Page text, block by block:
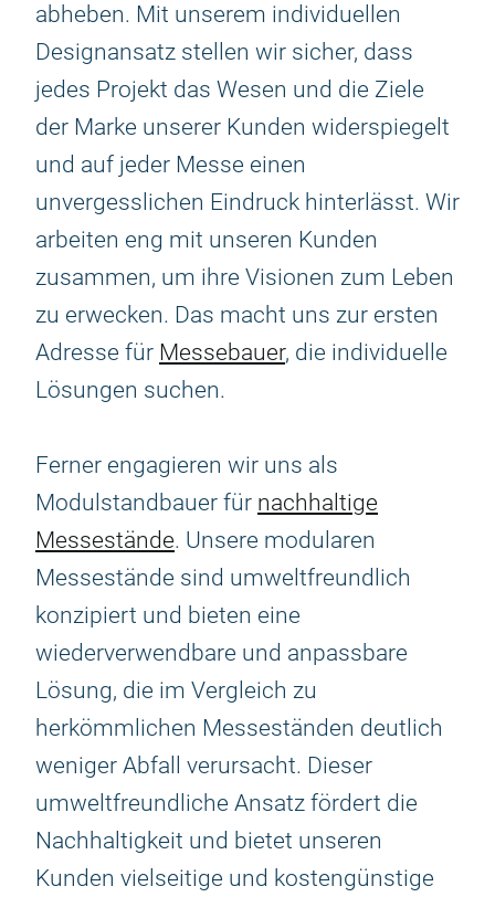
abheben. Mit unserem individuellen
Designansatz stellen wir sicher, dass
jedes Projekt das Wesen und die Ziele
der Marke unserer Kunden widerspiegelt
und auf jeder Messe einen
unvergesslichen Eindruck hinterlässt. Wir
arbeiten eng mit unseren Kunden
zusammen, um ihre Visionen zum Leben
zu erwecken. Das macht uns zur ersten
Adresse für Messebauer, die individuelle
Lösungen suchen.
Ferner engagieren wir uns als
Modulstandbauer für nachhaltige
Messestände. Unsere modularen
Messestände sind umweltfreundlich
konzipiert und bieten eine
wiederverwendbare und anpassbare
Lösung, die im Vergleich zu
herkömmlichen Messeständen deutlich
weniger Abfall verursacht. Dieser
umweltfreundliche Ansatz fördert die
Nachhaltigkeit und bietet unseren
Kunden vielseitige und kostengünstige